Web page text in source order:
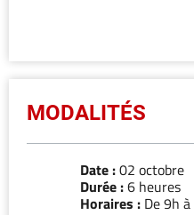
MODALITÉS
Date :02 octobre
Durée :6 heures
Horaires : De 9h